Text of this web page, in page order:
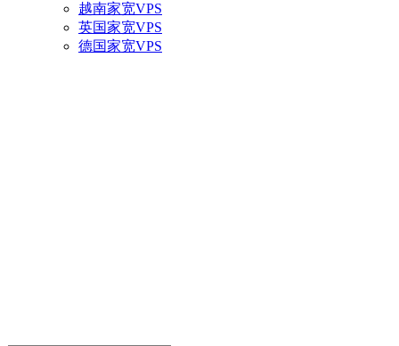
越南家宽VPS
英国家宽VPS
德国家宽VPS